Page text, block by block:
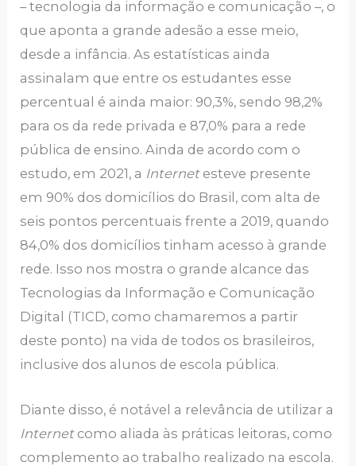
– tecnologia da informação e comunicação –, o
que aponta a grande adesão a esse meio,
desde a infância. As estatísticas ainda
assinalam que entre os estudantes esse
percentual é ainda maior: 90,3%, sendo 98,2%
para os da rede privada e 87,0% para a rede
pública de ensino. Ainda de acordo com o
estudo, em 2021, a Internetesteve presente
em 90% dos domicílios do Brasil, com alta de
seis pontos percentuais frente a 2019, quando
84,0% dos domicílios tinham acesso à grande
rede. Isso nos mostra o grande alcance das
Tecnologias da Informação e Comunicação
Digital (TICD, como chamaremos a partir
deste ponto) na vida de todos os brasileiros,
inclusive dos alunos de escola pública.
Diante disso, é notável a relevância de utilizar a
Internetcomo aliada às práticas leitoras, como
complemento ao trabalho realizado na escola.